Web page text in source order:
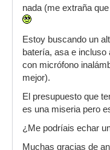
nada (me extraña
Estoy buscando un
batería, asa e
con micrófono
mejor).
El presupuesto que
es una miseria pero
¿Me podríais echar
Muchas gracias de